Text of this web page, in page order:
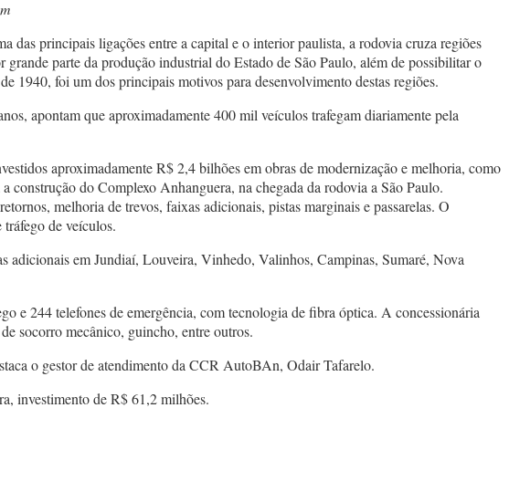
das principais ligações entre a capital e o interior paulista, a rodovia cruza regiões
parte da produção industrial do Estado de São Paulo, além de possibilitar o
1940, foi um dos principais motivos para desenvolvimento destas regiões.
apontam que aproximadamente 400 mil veículos trafegam diariamente pela
aproximadamente R$ 2,4 bilhões em obras de modernização e melhoria, como
construção do Complexo Anhanguera, na chegada da rodovia a São Paulo.
melhoria de trevos, faixas adicionais, pistas marginais e passarelas. O
de veículos.
adicionais em Jundiaí, Louveira, Vinhedo, Valinhos, Campinas, Sumaré, Nova
e 244 telefones de emergência, com tecnologia de fibra óptica. A concessionária
socorro mecânico, guincho, entre outros.
o gestor de atendimento da CCR AutoBAn, Odair Tafarelo.
investimento de R$ 61,2 milhões.